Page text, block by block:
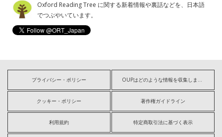
Oxford Reading Tree に関する新着情報や裏話などを、日本語
でつぶやいています。
プライバシー・ポリシー OUPはどのような情報を収集しますか?
クッキー・ポリシー 著作権ガイドライン
利用規約 特定商取引法に基づく表示